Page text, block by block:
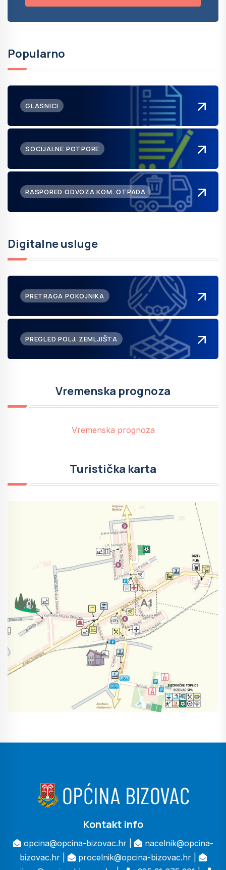
Popularno
GLASNICI
SOCIJALNE POTPORE
RASPORED ODVOZA KOM. OTPADA
Digitalne usluge
PRETRAGA POKOJNIKA
PREGLED POLJ. ZEMLJIŠTA
Vremenska prognoza
Vremenska prognoza
Turistička karta
Kontakt info
opcina@opcina-bizovac.hr |
nacelnik@opcina-
bizovac.hr |
procelnik@opcina-bizovac.hr |